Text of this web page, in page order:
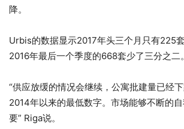
降。
Urbis的数据显示2017年头三个月只有225
2016年最后一个季度的668套少了三分之二。
“供应放缓的情况会继续，公寓批建量已经
2014年以来的最低数字。市场能够不断的
要” Riga说。